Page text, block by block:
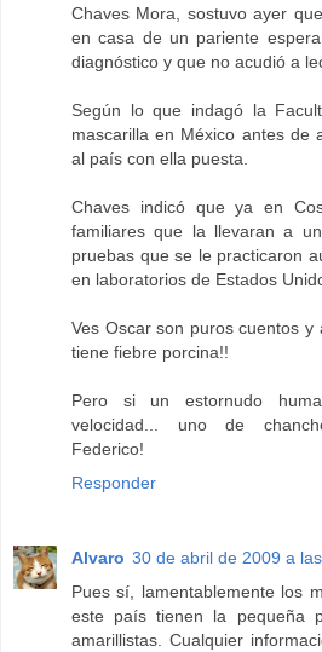
Chaves Mora, sostuvo ayer
en casa de un pariente
diagnóstico y que no acudió a
Según lo que indagó la
mascarilla en México antes de
al país con ella puesta.
Chaves indicó que ya en
familiares que la llevaran a
pruebas que se le practicaron
en laboratorios de Estados
Ves Oscar son puros cuentos
tiene fiebre porcina!!
Pero si un estornudo
velocidad... uno de
Federico!
Responder
Alvaro 30 de abril de 2009 a
Pues sí, lamentablemente los
este país tienen la pequeña
amarillistas. Cualquier